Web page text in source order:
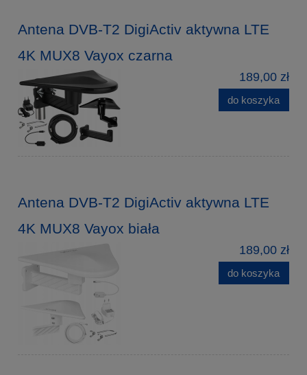
Antena DVB-T2 DigiActiv aktywna LTE
4K MUX8 Vayox czarna
189,00 zł
do koszyka
Antena DVB-T2 DigiActiv aktywna LTE
4K MUX8 Vayox biała
189,00 zł
do koszyka